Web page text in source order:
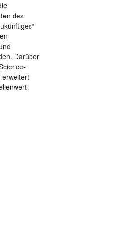
des
Darüber
erweitert